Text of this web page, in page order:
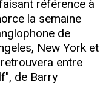
référence à
la semaine
de
New York et
entre
de Barry